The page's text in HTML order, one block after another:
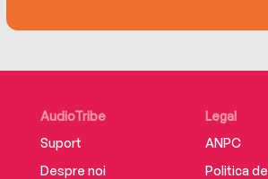
AudioTribe
Suport
Despre noi
Legal
ANPC
Politica de